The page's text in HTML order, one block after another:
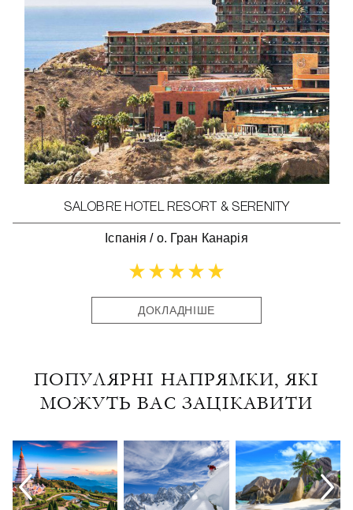
SALOBRE HOTEL RESORT & SERENITY
Іспанія / о. Гран Канарія
ДОКЛАДНІШЕ
ПОПУЛЯРНІ НАПРЯМКИ, ЯКІ
МОЖУТЬ ВАС ЗАЦІКАВИТИ